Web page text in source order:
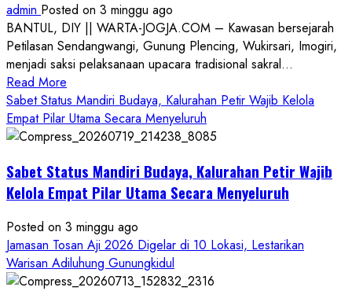
admin Posted on 3 minggu ago
BANTUL, DIY || WARTA-JOGJA.COM – Kawasan bersejarah
Petilasan Sendangwangi, Gunung Plencing, Wukirsari, Imogiri,
menjadi saksi pelaksanaan upacara tradisional sakral...
Read More
more
about
Dihadiri
Nasional,
Ruwatan
Petilasan
Sendangwangi
Mohon
Restu
Sabet Status Mandiri Budaya, Kalurahan Petir Wajib Kelola
Empat Pilar Utama Secara Menyeluruh
Sabet Status Mandiri Budaya, Kalurahan Petir Wajib
Kelola Empat Pilar Utama Secara Menyeluruh
Posted on 3 minggu ago
Jamasan Tosan Aji 2026 Digelar di 10 Lokasi, Lestarikan
Warisan Adiluhung Gunungkidul